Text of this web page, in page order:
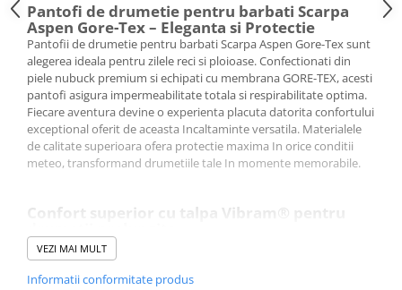
Pantofi de drumetie pentru barbati Scarpa
Aspen Gore-Tex – Eleganta si Protectie
Pantofii de drumetie pentru barbati Scarpa Aspen Gore-Tex sunt
alegerea ideala pentru zilele reci si ploioase. Confectionati din
piele nubuck premium si echipati cu membrana GORE-TEX, acesti
pantofi asigura impermeabilitate totala si respirabilitate optima.
Fiecare aventura devine o experienta placuta datorita confortului
exceptional oferit de aceasta Incaltaminte versatila. Materialele
de calitate superioara ofera protectie maxima In orice conditii
meteo, transformand drumetiile tale In momente memorabile.
Confort superior cu talpa Vibram® pentru
Talpa Vibram Globe Grip+EVA a pantofilor de hiking pentru
barbati Scarpa Aspen Gore-Tex garanteaza o amortizare
excelenta si aderenta maxima pe orice suprafata. Datorita
VEZI MAI MULT
Informatii conformitate produs